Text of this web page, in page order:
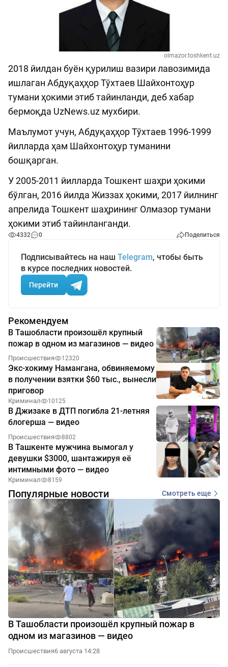
olmazor.toshkent.uz
2018 йилдан буён қурилиш вазири лавозимида
ишлаган Абдуқаҳҳор Тўхтаев Шайхонтоҳур
тумани ҳокими этиб тайинланди, деб хабар
бермоқда UzNews.uz мухбири.
Маълумот учун, Абдуқаҳҳор Тўхтаев 1996-1999
йилларда ҳам Шайхонтоҳур туманини
бошқарган.
У 2005-2011 йилларда Тошкент шаҳри ҳокими
бўлган, 2016 йилда Жиззах ҳокими, 2017 йилнинг
апрелида Тошкент шаҳрининг Олмазор тумани
ҳокими этиб тайинланганди.
4332 0 Поделиться
Подписывайтесь на наш Telegram, чтобы быть
в курсе последних новостей.
Перейти
Рекомендуем
В Ташобласти произошёл крупный
пожар в одном из магазинов — видео
Происшествия 12320
Экс-хокиму Намангана, обвиняемому
в получении взятки $60 тыс., вынесли
приговор
Криминал 10125
В Джизаке в ДТП погибла 21-летняя
блогерша — видео
Происшествия 8802
В Ташкенте мужчина вымогал у
девушки $3000, шантажируя её
интимными фото — видео
Криминал 8159
Популярные новости Смотреть еще
В Ташобласти произошёл крупный пожар в
одном из магазинов — видео
Происшествия6 августа 14:28